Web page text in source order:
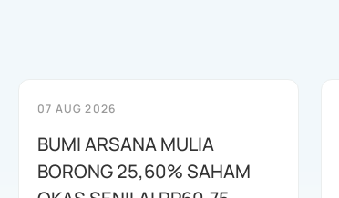
07 AUG 2026
BUMI ARSANA MULIA
BORONG 25,60% SAHAM